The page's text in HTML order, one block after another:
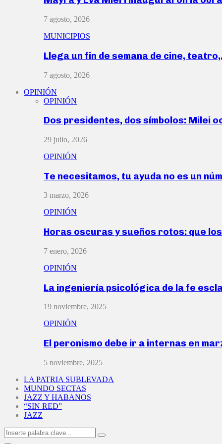
7 agosto, 2026
MUNICIPIOS
Llega un fin de semana de cine,
7 agosto, 2026
OPINIÓN
OPINIÓN
Dos presidentes, dos símbolos: Milei
29 julio, 2026
OPINIÓN
Te necesitamos, tu ayuda no es un
3 marzo, 2026
OPINIÓN
Horas oscuras y sueños rotos: que
7 enero, 2026
OPINIÓN
La ingeniería psicológica de la fe
19 noviembre, 2025
OPINIÓN
El peronismo debe ir a internas en
5 noviembre, 2025
LA PATRIA SUBLEVADA
MUNDO SECTAS
JAZZ Y HABANOS
“SIN RED”
JAZZ
Search
for:
Search